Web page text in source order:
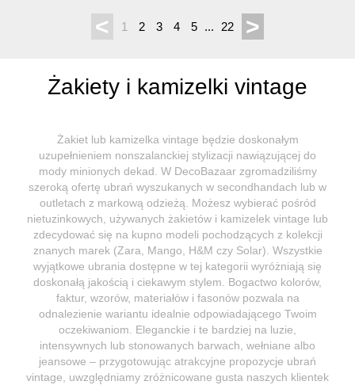
< 1 2 3 4 5 ... 22 >
Żakiety i kamizelki vintage
Żakiet lub kamizelka vintage będzie doskonałym
uzupełnieniem nonszalanckiej stylizacji nawiązującej do
mody minionych dekad. W DecoBazaar zgromadziliśmy
szeroką ofertę ubrań wyszukanych w secondhandach lub w
outletach z markową odzieżą. Możesz wybierać pośród
nietuzinkowych, używanych żakietów i kamizelek vintage lub
zdecydować się na kupno modeli pochodzących z kolekcji
znanych marek (Zara, Mango, H&M czy Solar). Wszystkie
wyjątkowe ubrania dostępne w tej kategorii wyróżniają się
doskonałą jakością i ciekawym stylem. Bogactwo kolorów,
faktur, wzorów, materiałów i fasonów pozwala na
odnalezienie wariantu idealnie odpowiadającego Twoim
oczekiwaniom. Eleganckie i te bardziej na luzie,
intensywnych lub stonowanych barwach, wełniane albo
jeansowe – przygotowując atrakcyjne propozycje ubrań
vintage, uwzględniamy zróżnicowane gusta naszych klientek